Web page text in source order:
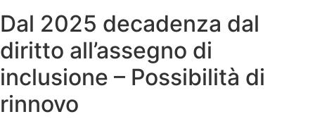
Dal 2025 decadenza dal
diritto all’assegno di
inclusione – Possibilità di
rinnovo